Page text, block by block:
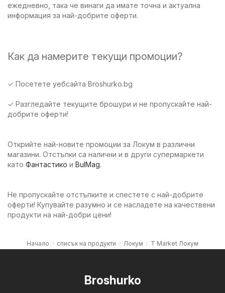
ежедневно, така че винаги да имате точна и актуална
информация за най-добрите оферти.
Как да намерите текущи промоции?
✓ Посетете уебсайта Broshurko.bg
✓ Разгледайте текущите брошури и не пропускайте най-
добрите оферти!
Открийте най-новите промоции за Локум в различни
магазини. Отстъпки са налични и в други супермаркети
като Фантастико и BulMag.
Не пропускайте отстъпките и спестете с най-добрите
оферти! Купувайте разумно и се насладете на качествени
продукти на най-добри цени!
Начало списък на продукти Локум T Market Локум
Broshurko